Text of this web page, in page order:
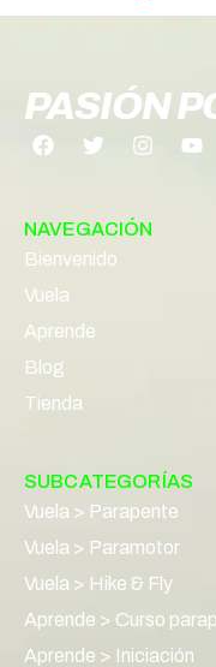
PASIÓN
NAVEGACIÓN
Bienvenido
Vuela
Aprende
Blog
Tienda
SUBCATEGORÍAS
Vuela > Parapente
Vuela > Paramotor
Vuela > Hike & Fly
Aprende > Curso
Aprende > Iniciación